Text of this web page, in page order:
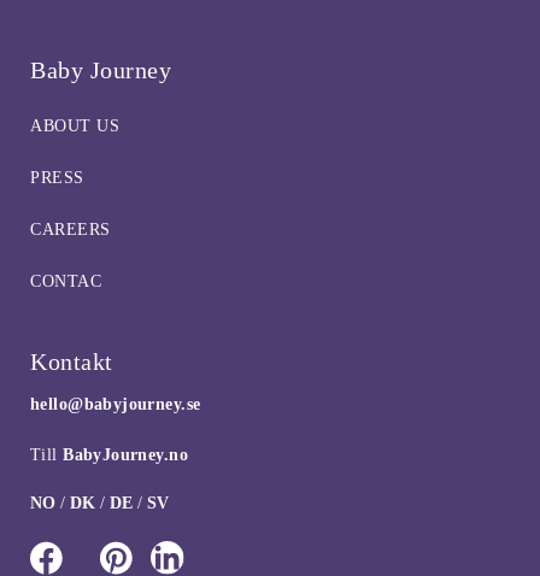
Baby Journey
ABOUT US
PRESS
CAREERS
CONTAC
Kontakt
hello@babyjourney.se
TillBabyJourney.no
NO / DK / DE / SV